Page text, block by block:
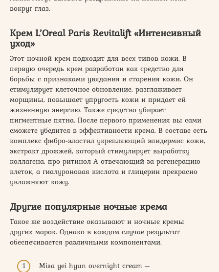
вокруг глаз.
Крем L’Oreal Paris Revitalift «Интенсивный
уход»
Этот ночной крем подходит для всех типов кожи. В
первую очередь крем разработан как средство для
борьбы с признаками увядания и старения кожи. Он
стимулирует клеточное обновление, разглаживает
морщины, повышает упругость кожи и придает ей
жизненную энергию. Также средство убирает
пигментные пятна. После первого применения вы сами
сможете убедится в эффективности крема. В составе есть
комплекс фибро-эластил укрепляющий эпидермис кожи,
экстракт дрожжей, который стимулирует выработку
коллагена, про-ритинол А отвечающий за регенерацию
клеток, а гиалуроновая кислота и глицерин прекрасно
увлажняют кожу.
Другие популярные ночные крема
Такое же воздействие оказывают и ночные кремы
других марок. Однако в каждом случае результат
обеспечивается различными компонентами.
Misa yei hyun overnight cream –